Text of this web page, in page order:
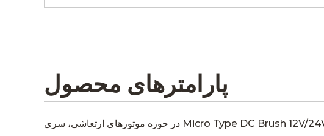
پارامترهای محصول
در حوزه موتورهای ارتعاشی، سری Micro Type DC Brush 12V/24V MVB به عنوان شاهدی بر قابلیت اطمینان، سازگاری و عملکرد خالص است. این موتور ارتعاشی 12 ولت/24 ولت